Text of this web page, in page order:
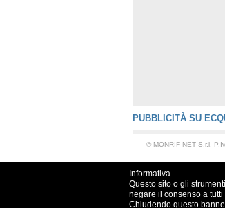
PUBBLICITÀ SU
© MONRIF NET S.r.l.
Informativa
Questo sito o gli
negare il consenso a
Chiudendo questo